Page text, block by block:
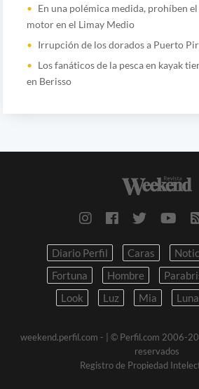
En una polémica medida, prohíben el
motor en el Limay Medio
Irrupción de los dorados a Puerto
Los fanáticos de la pesca en kayak
en Berisso
Diario Perfil Caras
Fortuna
Hombre
Look
Luz Mia
weekend.perfil.com -
| © Perfil.com 2006-
reservados
Registro de Propiedad